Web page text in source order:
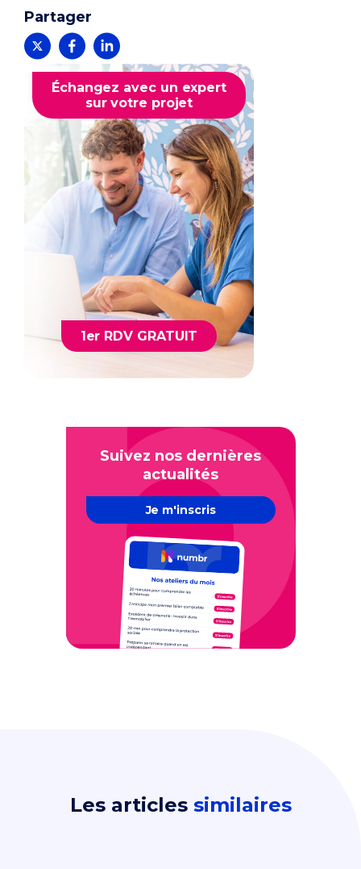
Partager
Échangez avec un expert
sur votre projet
1er RDV GRATUIT
Suivez nos dernières
actualités
Je m'inscris
Les articles similaires